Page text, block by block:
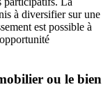
à diversifier sur une
est possible à
ou le bien